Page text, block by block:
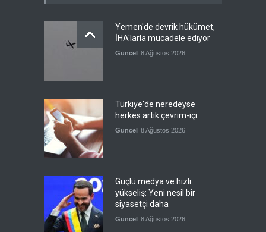
Yemen'de devrik hükümet,
İHA'larla mücadele ediyor
Güncel 8 Ağustos 2026
Türkiye'de neredeyse
herkes artık çevrim-içi
Güncel 8 Ağustos 2026
Güçlü medya ve hızlı
yükseliş: Yeni nesil bir
siyasetçi daha
Güncel 8 Ağustos 2026